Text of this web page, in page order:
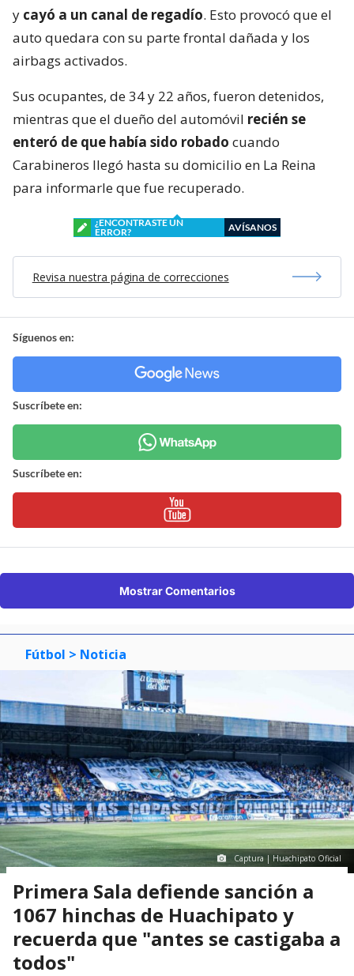
y cayó a un canal de regadío. Esto provocó que el
auto quedara con su parte frontal dañada y los
airbags activados.
Sus ocupantes, de 34 y 22 años, fueron detenidos,
mientras que el dueño del automóvil recién se
enteró de que había sido robado cuando
Carabineros llegó hasta su domicilio en La Reina
para informarle que fue recuperado.
¿ENCONTRASTE UN
ERROR?
AVÍSANOS
Revisa nuestra página de correcciones
Síguenos en:
Suscríbete en:
Suscríbete en:
Mostrar Comentarios
Fútbol > Noticia
Captura | Huachipato Oficial
Primera Sala defiende sanción a
1067 hinchas de Huachipato y
recuerda que "antes se castigaba a
todos"